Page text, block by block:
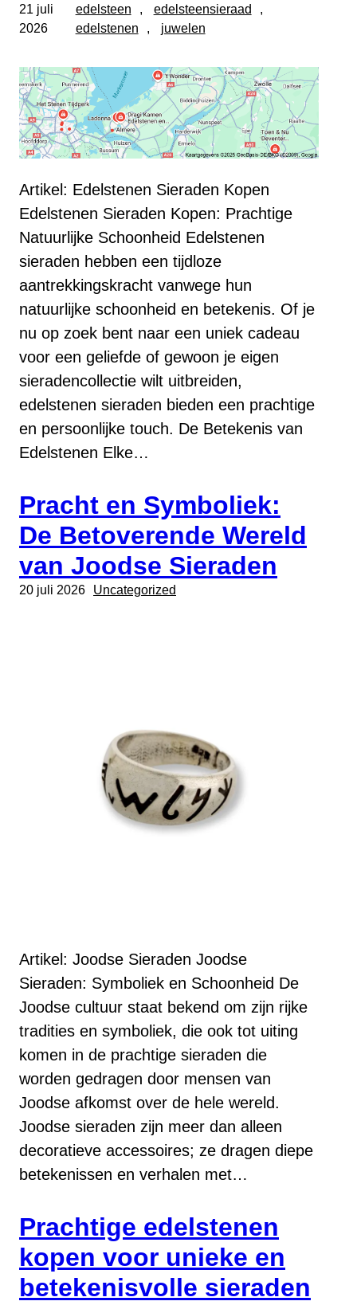
21 juli
2026
edelsteen , edelsteensieraad
edelstenen
, juwelen
Artikel: Edelstenen Sieraden Kopen
Edelstenen Sieraden Kopen: Prachtige
Natuurlijke Schoonheid Edelstenen
sieraden hebben een tijdloze
aantrekkingskracht vanwege hun
natuurlijke schoonheid en betekenis. Of je
nu op zoek bent naar een uniek cadeau
voor een geliefde of gewoon je eigen
sieradencollectie wilt uitbreiden,
edelstenen sieraden bieden een prachtige
en persoonlijke touch. De Betekenis van
Edelstenen Elke…
Pracht en Symboliek:
De Betoverende Wereld
van Joodse Sieraden
20 juli 2026 Uncategorized
Artikel: Joodse Sieraden Joodse
Sieraden: Symboliek en Schoonheid De
Joodse cultuur staat bekend om zijn rijke
tradities en symboliek, die ook tot uiting
komen in de prachtige sieraden die
worden gedragen door mensen van
Joodse afkomst over de hele wereld.
Joodse sieraden zijn meer dan alleen
decoratieve accessoires; ze dragen diepe
betekenissen en verhalen met…
Prachtige edelstenen
kopen voor unieke en
betekenisvolle sieraden